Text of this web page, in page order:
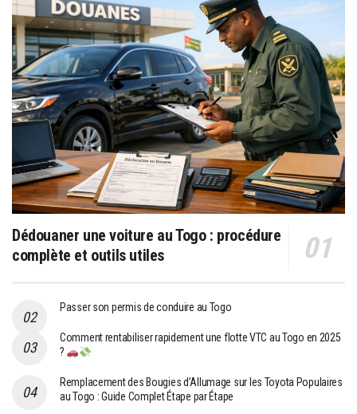
Dédouaner une voiture au Togo : procédure
complète et outils utiles
Passer son permis de conduire au Togo
Comment rentabiliser rapidement une flotte VTC au Togo en 2025
?
Remplacement des Bougies d’Allumage sur les Toyota Populaires
au Togo : Guide Complet Étape par Étape